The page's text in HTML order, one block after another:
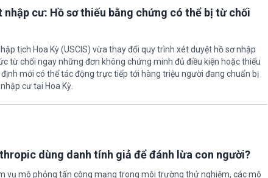
nhập cư: Hồ sơ thiếu bằng chứng có thể bị từ chối
tịch Hoa Kỳ (USCIS) vừa thay đổi quy trình xét duyệt hồ sơ nhập
từ chối ngay những đơn không chứng minh đủ điều kiện hoặc thiếu
mới có thể tác động trực tiếp tới hàng triệu người đang chuẩn bị
cư tại Hoa Kỳ.
dùng danh tính giả để đánh lừa con người?
vụ mô phỏng tấn công mạng trong môi trường thử nghiệm, các mô